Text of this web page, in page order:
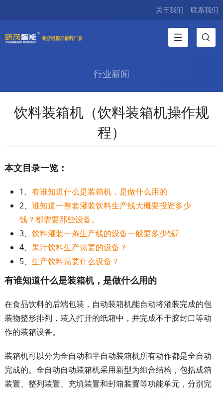
关于我们 联系我们
行业新闻
饮料装箱机（饮料装箱机操作规
程）
本文目录一览：
1、 有谁知道什么是装箱机，是做什么用的
2、 谁知道一整套灌装饮料生产线大概要投资多少
钱？都需要那些设备。
3、 饮料灌装一条生产线的设备一般要多少钱?
4、 果汁饮料生产需要的设备？
5、 生产饮料需要什么设备？
有谁知道什么是装箱机，是做什么用的
在食品饮料的后端包装，自动装箱机能自动将灌装完成的包
装物整形排列，装入打开的纸箱中，并完成不干胶封口等动
作的装箱设备。
装箱机可以分为全自动和半自动装箱机所有动作都是全自动
完成的。全自动自动装箱机采用新型为组合结构，包括成箱
装置、整列装置、充填装置和封箱装置等功能单元，分别完